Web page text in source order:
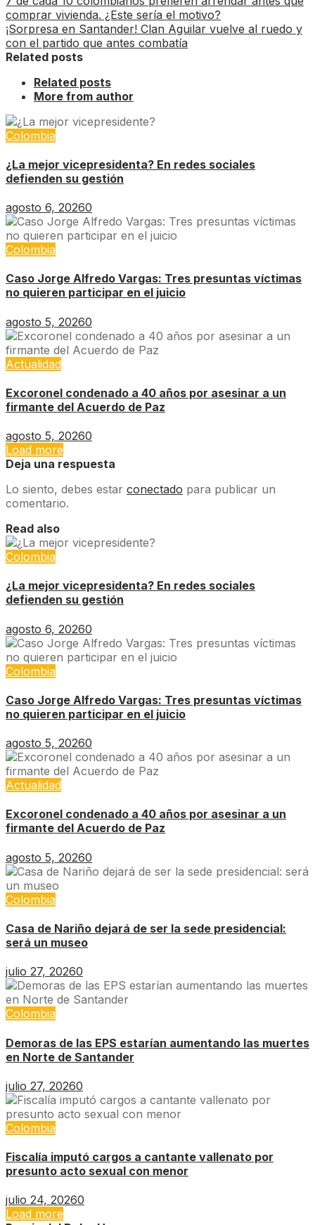
comprar vivienda. ¿Este sería el motivo?
¡Sorpresa en Santander! Clan Aguilar vuelve al ruedo y
con el partido que antes combatía
Related posts
Related posts
More from author
Colombia
¿La mejor vicepresidenta? En redes sociales
defienden su gestión
agosto 6, 20260
Colombia
Caso Jorge Alfredo Vargas: Tres presuntas víctimas
no quieren participar en el juicio
agosto 5, 20260
Actualidad
Excoronel condenado a 40 años por asesinar a un
firmante del Acuerdo de Paz
agosto 5, 20260
Load more
Deja una respuesta
Lo siento, debes estar conectado para publicar un
comentario.
Read also
Colombia
¿La mejor vicepresidenta? En redes sociales
defienden su gestión
agosto 6, 20260
Colombia
Caso Jorge Alfredo Vargas: Tres presuntas víctimas
no quieren participar en el juicio
agosto 5, 20260
Actualidad
Excoronel condenado a 40 años por asesinar a un
firmante del Acuerdo de Paz
agosto 5, 20260
Colombia
Casa de Nariño dejará de ser la sede presidencial:
será un museo
julio 27, 20260
Colombia
Demoras de las EPS estarían aumentando las muertes
en Norte de Santander
julio 27, 20260
Colombia
Fiscalía imputó cargos a cantante vallenato por
presunto acto sexual con menor
julio 24, 20260
Load more